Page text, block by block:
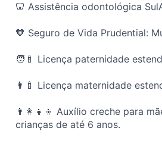
🦷 Assistência odontológica
🧡 Seguro de Vida Prudential:
🧑‍🍼 Licença paternidade
👩‍🍼 Licença maternidade
👨‍👩‍👧‍👦 Auxílio creche para
crianças de até 6 anos.